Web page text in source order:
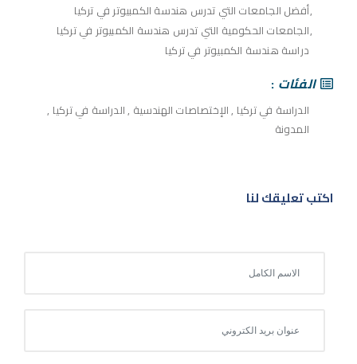
أفضل الجامعات التي تدرس هندسة الكمبيوتر في تركيا
الجامعات الحكومية التي تدرس هندسة الكمبيوتر في تركيا
دراسة هندسة الكمبيوتر في تركيا
الفئات
الدراسة في تركيا ,الإختصاصات الهندسية ,الدراسة في تركيا ,
المدونة
اكتب تعليقك لنا